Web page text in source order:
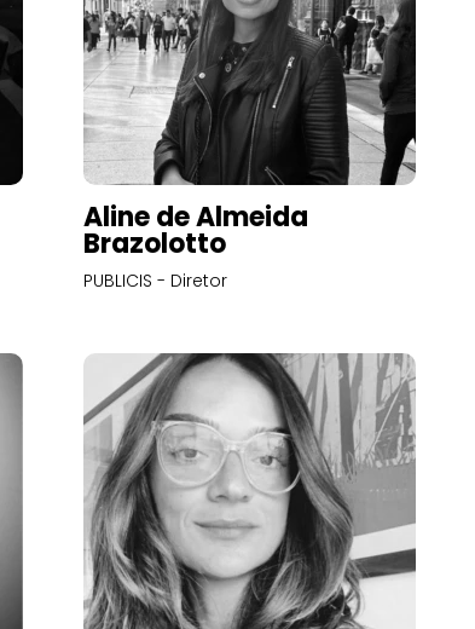
Aline de Almeida
Brazolotto
PUBLICIS - Diretor